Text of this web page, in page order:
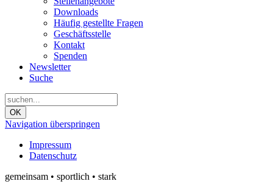
Downloads
Häufig gestellte Fragen
Geschäftsstelle
Kontakt
Spenden
Newsletter
Suche
OK
Navigation überspringen
Impressum
Datenschutz
gemeinsam • sportlich • stark